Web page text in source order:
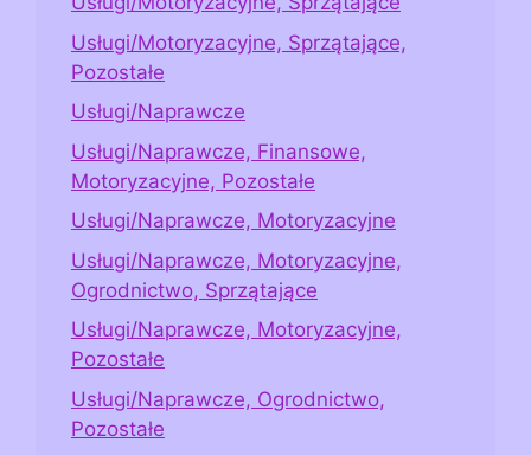
Usługi/Motoryzacyjne, Sprzątające,
Pozostałe
Usługi/Naprawcze
Usługi/Naprawcze, Finansowe,
Motoryzacyjne, Pozostałe
Usługi/Naprawcze, Motoryzacyjne
Usługi/Naprawcze, Motoryzacyjne,
Ogrodnictwo, Sprzątające
Usługi/Naprawcze, Motoryzacyjne,
Pozostałe
Usługi/Naprawcze, Ogrodnictwo,
Pozostałe